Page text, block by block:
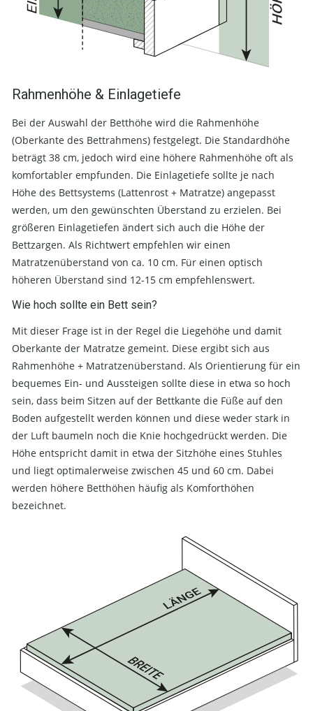
Rahmenhöhe & Einlagetiefe
Bei der Auswahl der Betthöhe wird die Rahmenhöhe
(Oberkante des Bettrahmens) festgelegt. Die Standardhöhe
beträgt 38 cm, jedoch wird eine höhere Rahmenhöhe oft als
komfortabler empfunden. Die Einlagetiefe sollte je nach
Höhe des Bettsystems (Lattenrost + Matratze) angepasst
werden, um den gewünschten Überstand zu erzielen. Bei
größeren Einlagetiefen ändert sich auch die Höhe der
Bettzargen. Als Richtwert empfehlen wir einen
Matratzenüberstand von ca. 10 cm. Für einen optisch
höheren Überstand sind 12-15 cm empfehlenswert.
Wie hoch sollte ein Bett sein?
Mit dieser Frage ist in der Regel die Liegehöhe und damit
Oberkante der Matratze gemeint. Diese ergibt sich aus
Rahmenhöhe + Matratzenüberstand. Als Orientierung für ein
bequemes Ein- und Aussteigen sollte diese in etwa so hoch
sein, dass beim Sitzen auf der Bettkante die Füße auf den
Boden aufgestellt werden können und diese weder stark in
der Luft baumeln noch die Knie hochgedrückt werden. Die
Höhe entspricht damit in etwa der Sitzhöhe eines Stuhles
und liegt optimalerweise zwischen 45 und 60 cm. Dabei
werden höhere Betthöhen häufig als Komforthöhen
bezeichnet.